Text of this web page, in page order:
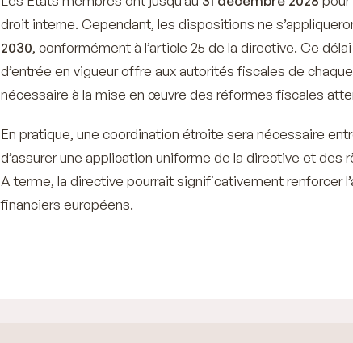
droit interne. Cependant, les dispositions ne
2030, conformément à l’article 25 de la directive. Ce
d’entrée en vigueur offre aux autorités fiscales de
nécessaire à la mise en œuvre des réformes fiscales
En pratique, une coordination étroite sera nécessaire
d’assurer une application uniforme de la directive et des
A terme, la directive pourrait significativement renforcer
financiers européens.